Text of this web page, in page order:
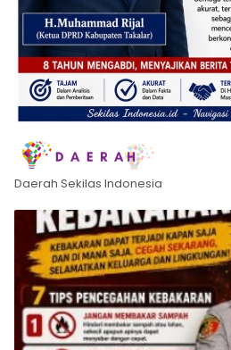
Daerah Sekilas Indonesia